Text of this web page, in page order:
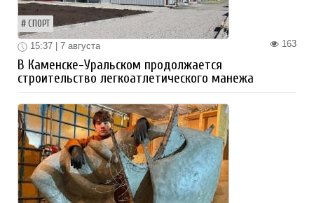
СПОРТ
163
15:37 | 7 августа
В Каменске-Уральском продолжается
строительство легкоатлетического манежа